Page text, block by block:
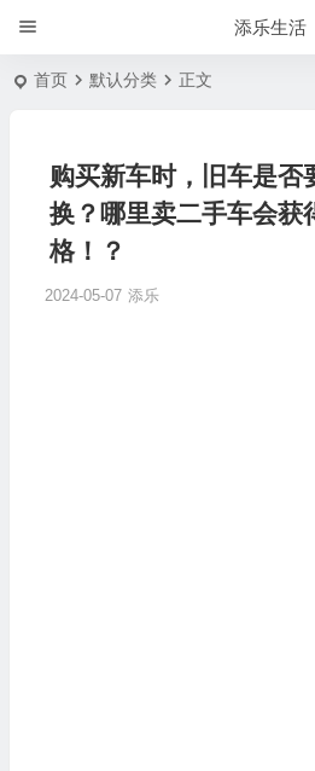
添乐生活
首页 默认分类 正文
购买新车时，旧车是否
换？哪里卖二手车会获
格！？
2024-05-07 添乐